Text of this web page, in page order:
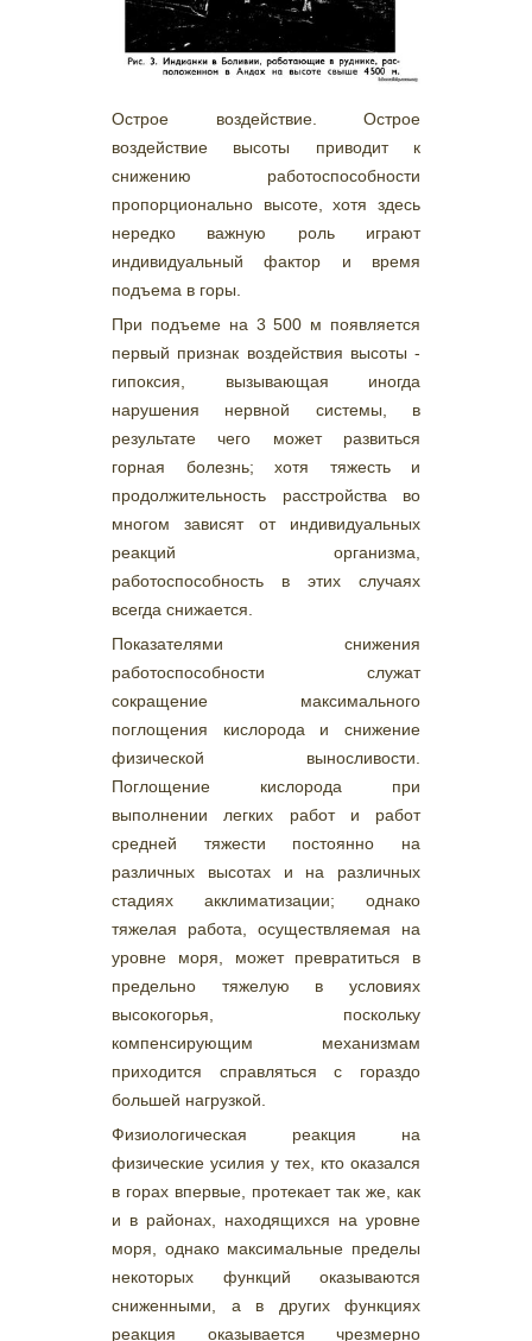
Острое воздействие. Острое
воздействие высоты приводит к
снижению работоспособности
пропорционально высоте, хотя здесь
нередко важную роль играют
индивидуальный фактор и время
подъема в горы.
При подъеме на 3 500 м появляется
первый признак воздействия высоты -
гипоксия, вызывающая иногда
нарушения нервной системы, в
результате чего может развиться
горная болезнь; хотя тяжесть и
продолжительность расстройства во
многом зависят от индивидуальных
реакций организма,
работоспособность в этих случаях
всегда снижается.
Показателями снижения
работоспособности служат
сокращение максимального
поглощения кислорода и снижение
физической выносливости.
Поглощение кислорода при
выполнении легких работ и работ
средней тяжести постоянно на
различных высотах и на различных
стадиях акклиматизации; однако
тяжелая работа, осуществляемая на
уровне моря, может превратиться в
предельно тяжелую в условиях
высокогорья, поскольку
компенсирующим механизмам
приходится справляться с гораздо
большей нагрузкой.
Физиологическая реакция на
физические усилия у тех, кто оказался
в горах впервые, протекает так же, как
и в районах, находящихся на уровне
моря, однако максимальные пределы
некоторых функций оказываются
сниженными, а в других функциях
реакция оказывается чрезмерно